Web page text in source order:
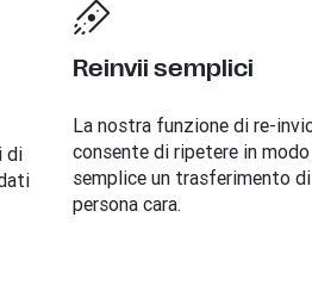
di
Reinvii semplici
La nostra funzione di re-
consente di ripetere in
semplice un trasferimento di
persona cara.